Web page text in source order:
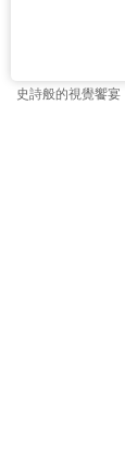
史詩般的視覺饗宴